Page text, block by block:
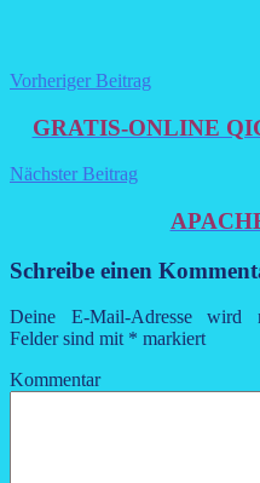
Beitragsnavigation
Vorheriger Beitrag
GRATIS-ONLINE
Nächster Beitrag
Schreibe einen
Deine E-Mail-Adresse wird
Felder sind mit * markiert